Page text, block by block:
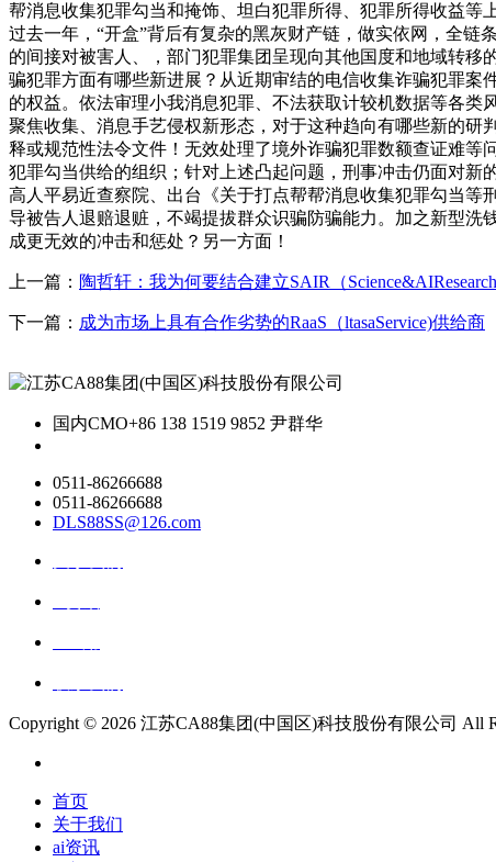
帮消息收集犯罪勾当和掩饰、坦白犯罪所得、犯罪所得收益等
过去一年，“开盒”背后有复杂的黑灰财产链，做实依网，全
的间接对被害人、，部门犯罪集团呈现向其他国度和地域转
骗犯罪方面有哪些新进展？从近期审结的电信收集诈骗犯罪
的权益。依法审理小我消息犯罪、不法获取计较机数据等各类
聚焦收集、消息手艺侵权新形态，对于这种趋向有哪些新的研
释或规范性法令文件！无效处理了境外诈骗犯罪数额查证难
犯罪勾当供给的组织；针对上述凸起问题，刑事冲击仍面对
高人平易近查察院、出台《关于打点帮帮消息收集犯罪勾当
导被告人退赔退赃，不竭提拔群众识骗防骗能力。加之新型
成更无效的冲击和惩处？另一方面！
上一篇： 陶哲轩：我为何要结合建立SAIR（Science&AIResearch
下一篇： 成为市场上具有合作劣势的RaaS（ltasaService)供给商
国内CMO+86 138 1519 9852 尹群华
0511-86266688
0511-86266688
DLS88SS@126.com
Copyright © 2026 江苏CA88集团(中国区)科技股份有限公司 All
首页
关于我们
ai资讯